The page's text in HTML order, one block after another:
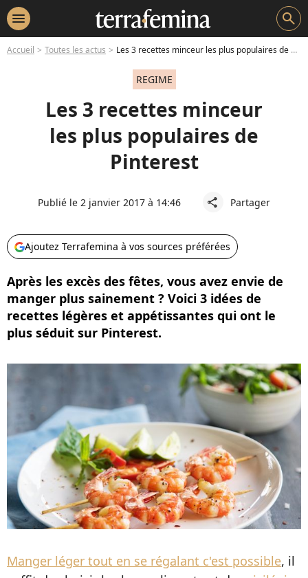
menu search
Accueil Toutes les actus Les 3 recettes minceur les plus populaires de Pinterest
REGIME
Les 3 recettes minceur
les plus populaires de
Pinterest
Publié le 2 janvier 2017 à 14:46 share Partager
Ajoutez Terrafemina à vos sources préférées
Après les excès des fêtes, vous avez envie de
manger plus sainement ? Voici 3 idées de
recettes légères et appétissantes qui ont le
plus séduit sur Pinterest.
Manger léger tout en se régalant c'est possible, il